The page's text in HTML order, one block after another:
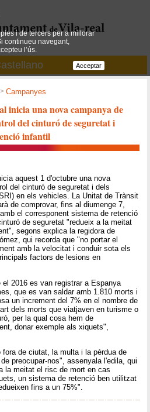
Campanyes
inicia una nova campanya de
del cinturó de seguretat i
infantil
aquest 1 d'octubre una nova
del cinturó de seguretat i dels
en els vehicles. La Unitat de Trànsit
de comprovar, fins al diumenge 7,
el corresponent sistema de retenció
de seguretat "redueix a la meitat
segons explica la regidora de
qui recorda que "no portar el
amb la velocitat i conduir sota els
factors de lesions en
2016 es van registrar a Espanya
que es van saldar amb 1.810 morts i
un increment del 7% en el nombre de
dels morts que viatjaven en turisme o
per la qual cosa hem de
donar exemple als xiquets",
de ciutat, la multa i la pèrdua de
preocupar-nos", assenyala l'edila, qui
la meitat el risc de mort en cas
un sistema de retenció ben utilitzat
fins a un 75%".
i de tercers per a millorar
continueu navegant,
l’ús.
Acceptar